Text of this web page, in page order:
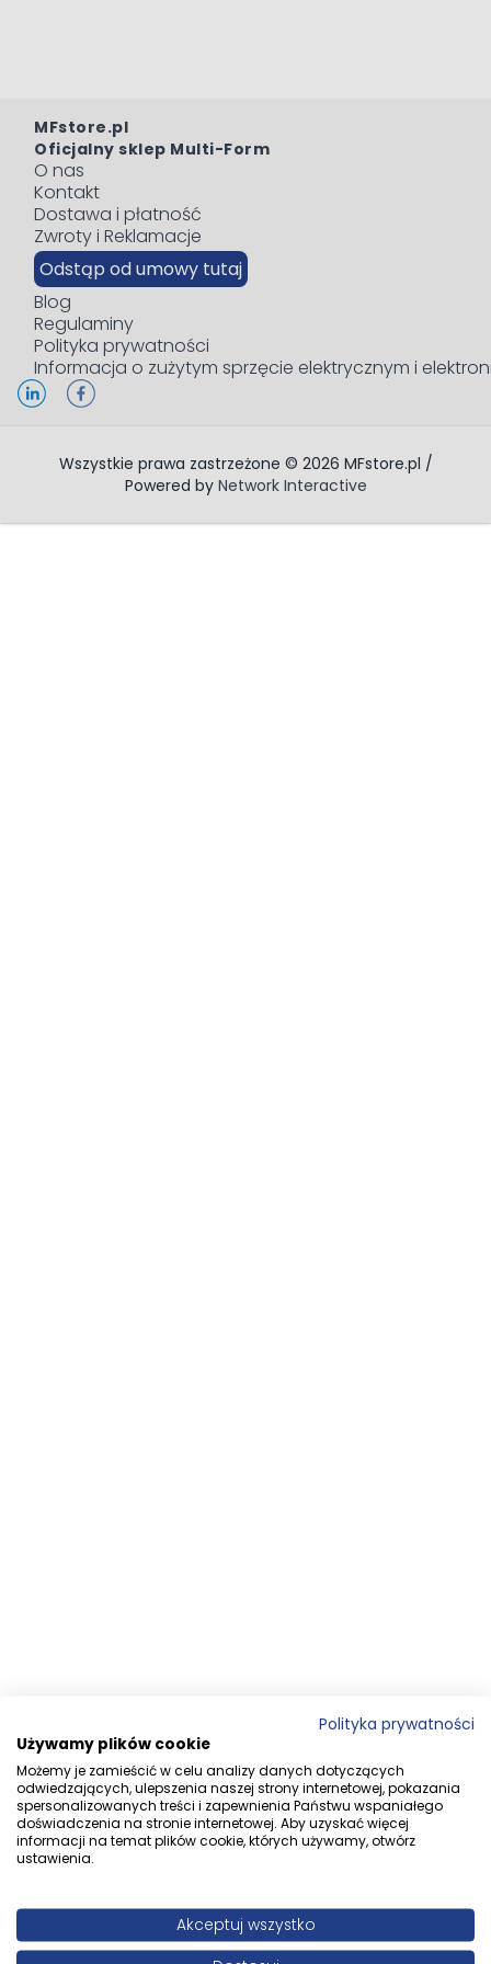
MFstore.pl
Oficjalny sklep Multi-Form
O nas
Kontakt
Dostawa i płatność
Zwroty i Reklamacje
Odstąp od umowy tutaj
Blog
Regulaminy
Polityka prywatności
Informacja o zużytym sprzęcie elektrycznym i
Wszystkie prawa zastrzeżone © 2026 MFstore.pl /
Powered by Network Interactive
Polityka prywatności
Używamy plików cookie
Możemy je zamieścić w celu analizy danych dotyczących
odwiedzających, ulepszenia naszej strony internetowej, pokazania
spersonalizowanych treści i zapewnienia Państwu wspaniałego
doświadczenia na stronie internetowej. Aby uzyskać więcej
informacji na temat plików cookie, których używamy, otwórz
ustawienia.
Akceptuj wszystko